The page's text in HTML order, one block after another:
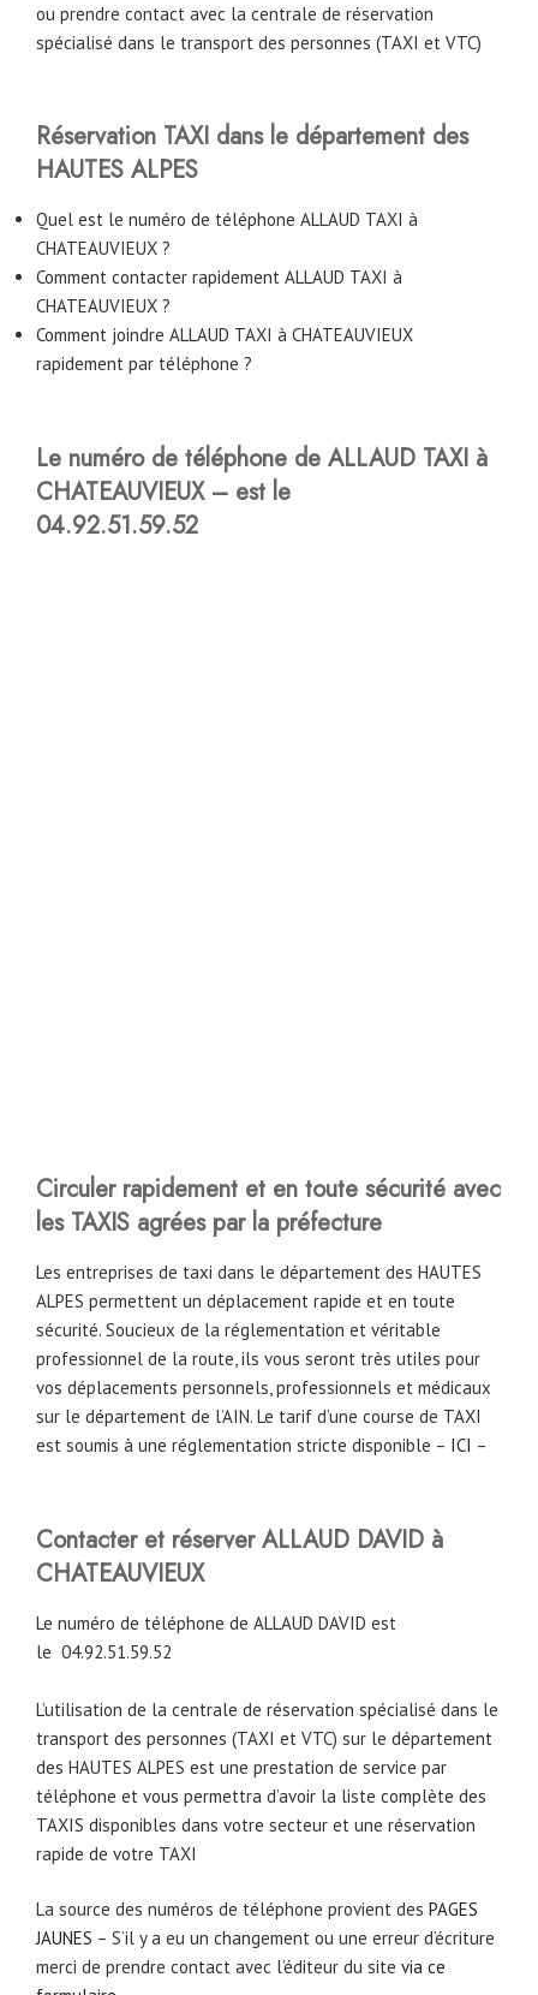
ou prendre contact avec la centrale de réservation
spécialisé dans le transport des personnes (TAXI et VTC)
Réservation TAXI dans le département des
HAUTES ALPES
Quel est le numéro de téléphone ALLAUD TAXI à
CHATEAUVIEUX ?
Comment contacter rapidement ALLAUD TAXI à
CHATEAUVIEUX ?
Comment joindre ALLAUD TAXI à CHATEAUVIEUX
rapidement par téléphone ?
Le numéro de téléphone de ALLAUD TAXI à
CHATEAUVIEUX – est le
04.92.51.59.52
Circuler rapidement et en toute sécurité avec
les TAXIS agrées par la préfecture
Les entreprises de taxi dans le département des HAUTES
ALPES permettent un déplacement rapide et en toute
sécurité. Soucieux de la réglementation et véritable
professionnel de la route, ils vous seront très utiles pour
vos déplacements personnels, professionnels et médicaux
sur le département de l’AIN. Le tarif d’une course de TAXI
est soumis à une réglementation stricte disponible – ICI –
Contacter et réserver ALLAUD DAVID à
CHATEAUVIEUX
Le numéro de téléphone de ALLAUD DAVID est
le 04.92.51.59.52
L’utilisation de la centrale de réservation spécialisé dans le
transport des personnes (TAXI et VTC) sur le département
des HAUTES ALPES est une prestation de service par
téléphone et vous permettra d’avoir la liste complète des
TAXIS disponibles dans votre secteur et une réservation
rapide de votre TAXI
La source des numéros de téléphone provient des PAGES
JAUNES – S’il y a eu un changement ou une erreur d’écriture
merci de prendre contact avec l’éditeur du site via ce